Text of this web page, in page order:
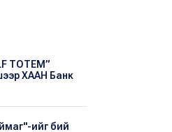
TOTEM”
ХААН Банк
ийг бий